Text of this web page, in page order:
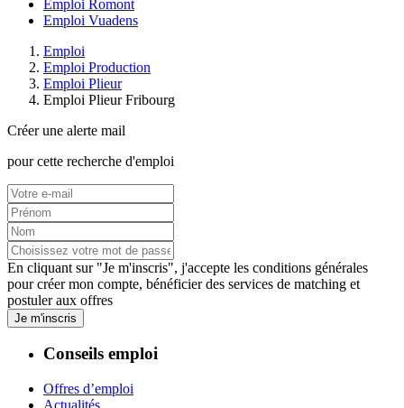
Emploi Romont
Emploi Vuadens
Emploi
Emploi Production
Emploi Plieur
Emploi Plieur Fribourg
Créer une alerte mail
pour cette recherche d'emploi
En cliquant sur "Je m'inscris", j'accepte les conditions générales
pour créer mon compte, bénéficier des services de matching et
postuler aux offres
Je m'inscris
Conseils emploi
Offres d’emploi
Actualités